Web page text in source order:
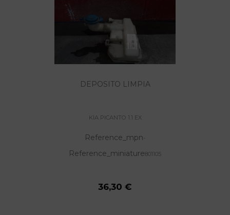
DEPOSITO LIMPIA
KIA PICANTO 1.1 EX
Reference_mpn-
Reference_miniature801105
36,30 €